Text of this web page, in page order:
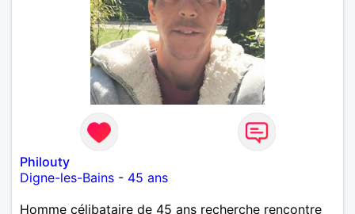
Philouty
Digne-les-Bains - 45 ans
Homme célibataire de 45 ans recherche rencontre